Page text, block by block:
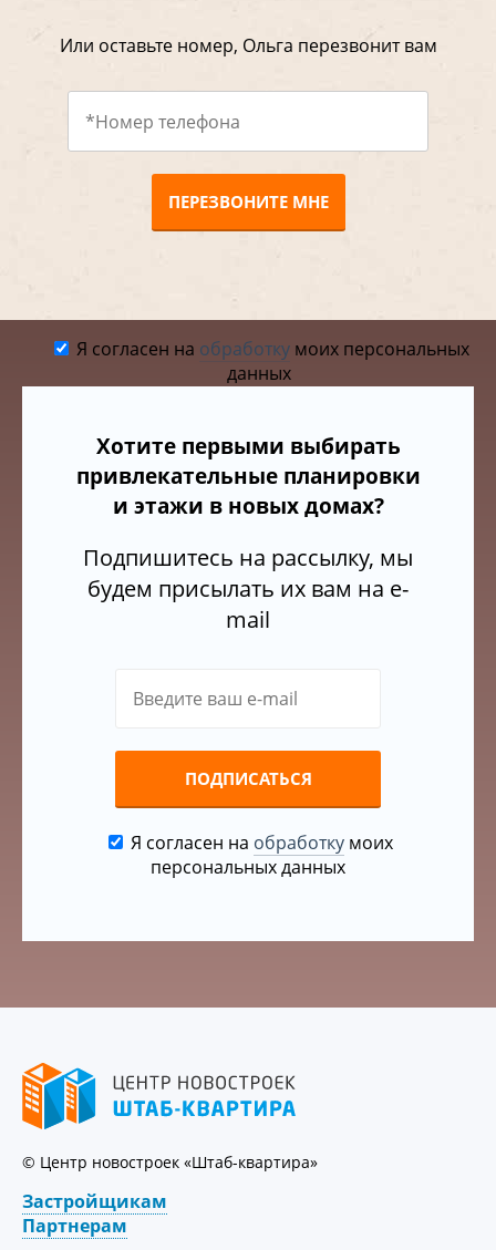
Или оставьте номер, Ольга перезвонит вам
ПЕРЕЗВОНИТЕ МНЕ
Я согласен на обработкумоих персональных
данных
Хотите первыми выбирать
привлекательные планировки
и этажи в новых домах?
Подпишитесь на рассылку, мы
будем присылать их вам на e-
mail
ПОДПИСАТЬСЯ
Я согласен на обработкумоих
персональных данных
© Центр новостроек «Штаб-квартира»
Застройщикам
Партнерам